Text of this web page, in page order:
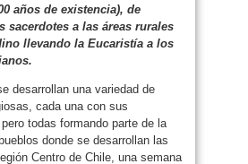
años de existencia), de
sacerdotes a las áreas rurales
llevando la Eucaristía a los
desarrollan una variedad de
cada una con sus
todas formando parte de la
donde se desarrollan las
Centro de Chile, una semana